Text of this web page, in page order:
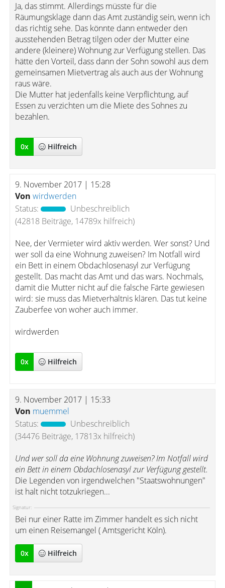
Ja, das stimmt. Allerdings müsste für die
Räumungsklage dann das Amt zuständig sein, wenn ich
das richtig sehe. Das könnte dann entweder den
ausstehenden Betrag tilgen oder der Mutter eine
andere (kleinere) Wohnung zur Verfügung stellen. Das
hätte den Vorteil, dass dann der Sohn sowohl aus dem
gemeinsamen Mietvertrag als auch aus der Wohnung
raus wäre.
Die Mutter hat jedenfalls keine Verpflichtung, auf
Essen zu verzichten um die Miete des Sohnes zu
bezahlen.
0x Hilfreich
9. November 2017 | 15:28
Von wirdwerden
Status:
Unbeschreiblich
(42818 Beiträge, 14789x hilfreich)
Nee, der Vermieter wird aktiv werden. Wer sonst? Und
wer soll da eine Wohnung zuweisen? Im Notfall wird
ein Bett in einem Obdachlosenasyl zur Verfügung
gestellt. Das macht das Amt und das wars. Nochmals,
damit die Mutter nicht auf die falsche Färte gewiesen
wird: sie muss das Mietverhältnis klären. Das tut keine
Zauberfee von woher auch immer.
wirdwerden
0x Hilfreich
9. November 2017 | 15:33
Von muemmel
Status:
Unbeschreiblich
(34476 Beiträge, 17813x hilfreich)
Und wer soll da eine Wohnung zuweisen? Im Notfall wird
ein Bett in einem Obdachlosenasyl zur Verfügung gestellt.
Die Legenden von irgendwelchen "Staatswohnungen"
ist halt nicht totzukriegen...
Signatur:
Bei nur einer Ratte im Zimmer handelt es sich nicht
um einen Reisemangel ( Amtsgericht Köln).
0x Hilfreich